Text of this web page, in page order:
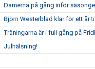
Damerna på gång inför
Björn Westerblad klar för ett år till
Träningarna är i full gång på
Julhälsning!